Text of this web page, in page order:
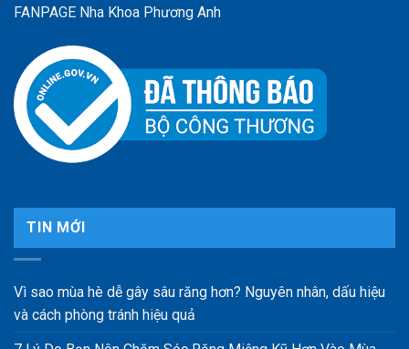
FANPAGE Nha Khoa Phương Anh
TIN MỚI
Vì sao mùa hè dễ gây sâu răng hơn? Nguyên nhân, dấu hiệu
và cách phòng tránh hiệu quả